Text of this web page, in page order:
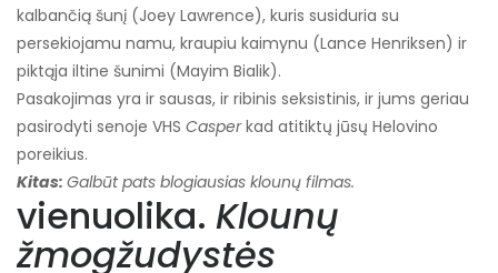
kalbančią šunį (Joey Lawrence), kuris susiduria su
persekiojamu namu, kraupiu kaimynu (Lance Henriksen) ir
piktąja iltine šunimi (Mayim Bialik).
Pasakojimas yra ir sausas, ir ribinis seksistinis, ir jums geriau
pasirodyti senoje VHS Casperkad atitiktų jūsų Helovino
poreikius.
Kitas: Galbūt pats blogiausias klounų filmas.
vienuolika. Klounų
žmogžudystės